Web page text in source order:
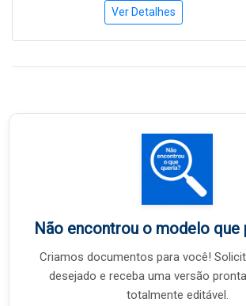
Ver Detalhes
Não encontrou o modelo que
Criamos documentos para você!
desejado e receba uma versão
totalmente editável.